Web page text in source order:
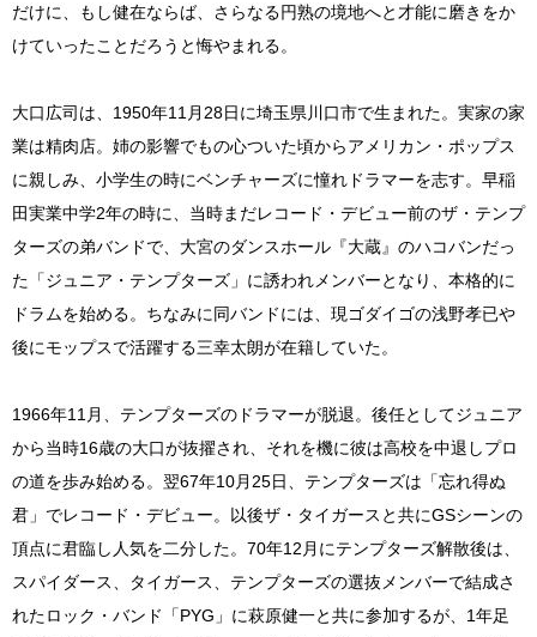
だけに、もし健在ならば、さらなる円熟の境地へと才能に磨きをか
けていったことだろうと悔やまれる。
大口広司は、1950年11月28日に埼玉県川口市で生まれた。実家の家
業は精肉店。姉の影響でもの心ついた頃からアメリカン・ポップス
に親しみ、小学生の時にベンチャーズに憧れドラマーを志す。早稲
田実業中学2年の時に、当時まだレコード・デビュー前のザ・テンプ
ターズの弟バンドで、大宮のダンスホール『大蔵』のハコバンだっ
た「ジュニア・テンプターズ」に誘われメンバーとなり、本格的に
ドラムを始める。ちなみに同バンドには、現ゴダイゴの浅野孝已や
後にモップスで活躍する三幸太朗が在籍していた。
1966年11月、テンプターズのドラマーが脱退。後任としてジュニア
から当時16歳の大口が抜擢され、それを機に彼は高校を中退しプロ
の道を歩み始める。翌67年10月25日、テンプターズは「忘れ得ぬ
君」でレコード・デビュー。以後ザ・タイガースと共にGSシーンの
頂点に君臨し人気を二分した。70年12月にテンプターズ解散後は、
スパイダース、タイガース、テンプターズの選抜メンバーで結成さ
れたロック・バンド「PYG」に萩原健一と共に参加するが、1年足